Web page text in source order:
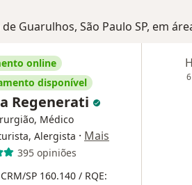
Guarulhos, São Paulo SP, em
online
disponível
Regenerati
Médico
Alergista · Mais
395 opiniões
SP 160.140 / RQE: